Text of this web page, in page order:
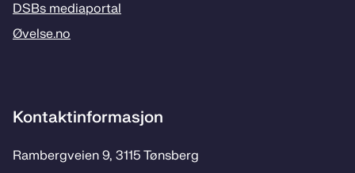
DSBs mediaportal
Øvelse.no
Kontaktinformasjon
Rambergveien 9, 3115 Tønsberg